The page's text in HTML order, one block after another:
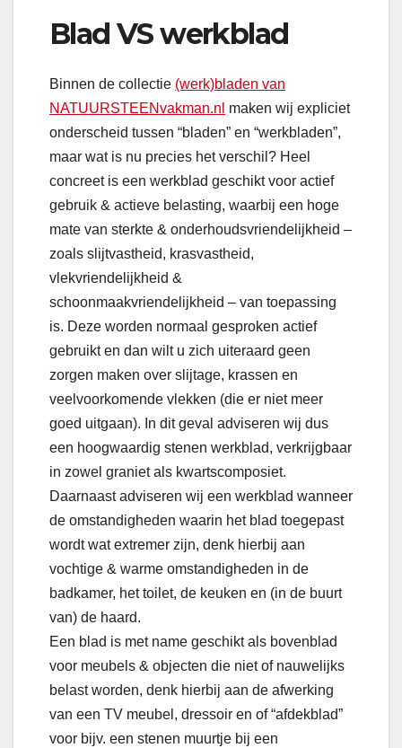
Blad VS werkblad
Binnen de collectie (werk)bladen van
NATUURSTEENvakman.nl maken wij expliciet
onderscheid tussen “bladen” en “werkbladen”,
maar wat is nu precies het verschil? Heel
concreet is een werkblad geschikt voor actief
gebruik & actieve belasting, waarbij een hoge
mate van sterkte & onderhoudsvriendelijkheid –
zoals slijtvastheid, krasvastheid,
vlekvriendelijkheid &
schoonmaakvriendelijkheid – van toepassing
is. Deze worden normaal gesproken actief
gebruikt en dan wilt u zich uiteraard geen
zorgen maken over slijtage, krassen en
veelvoorkomende vlekken (die er niet meer
goed uitgaan). In dit geval adviseren wij dus
een hoogwaardig stenen werkblad, verkrijgbaar
in zowel graniet als kwartscomposiet.
Daarnaast adviseren wij een werkblad wanneer
de omstandigheden waarin het blad toegepast
wordt wat extremer zijn, denk hierbij aan
vochtige & warme omstandigheden in de
badkamer, het toilet, de keuken en (in de buurt
van) de haard.
Een blad is met name geschikt als bovenblad
voor meubels & objecten die niet of nauwelijks
belast worden, denk hierbij aan de afwerking
van een TV meubel, dressoir en of “afdekblad”
voor bijv. een stenen muurtje bij een